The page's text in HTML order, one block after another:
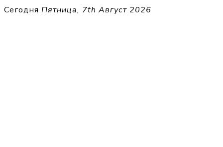
Перейти
Сегодня Пятница, 7th Август 2026